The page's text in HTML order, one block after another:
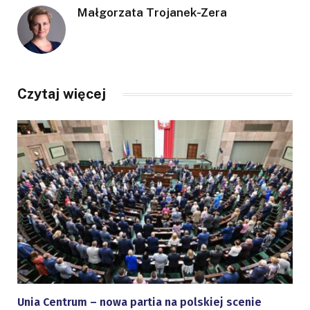
Małgorzata Trojanek-Zera
Czytaj więcej
Unia Centrum – nowa partia na polskiej scenie